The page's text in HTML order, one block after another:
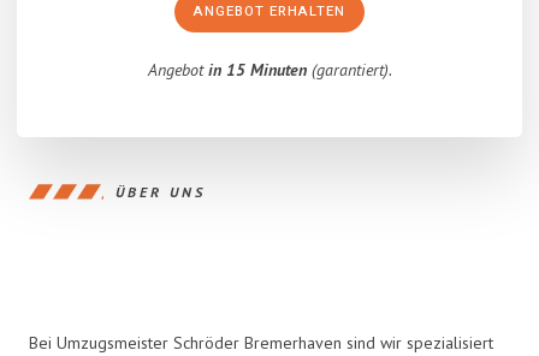
ANGEBOT ERHALTEN
Angebotin 15 Minuten(garantiert).
ÜBER UNS
Bei Umzugsmeister Schröder Bremerhaven sind wir spezialisiert